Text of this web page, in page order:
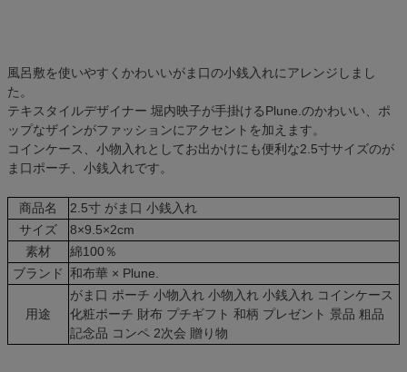
風呂敷を使いやすくかわいいがま口の小銭入れにアレンジしまし
た。
テキスタイルデザイナー 堀内映子が手掛けるPlune.のかわいい、ポ
ップなザインがファッションにアクセントを加えます。
コインケース、小物入れとしてお出かけにも便利な2.5寸サイズのが
ま口ポーチ、小銭入れです。
商品名
2.5寸 がま口 小銭入れ
サイズ
8×9.5×2cm
素材
綿100％
ブランド 和布華 × Plune.
用途
がま口 ポーチ 小物入れ 小物入れ 小銭入れ コインケース
化粧ポーチ 財布 プチギフト 和柄 プレゼント 景品 粗品
記念品 コンペ 2次会 贈り物